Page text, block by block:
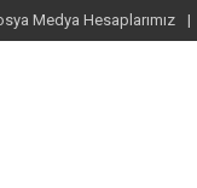
Medya Hesaplarımız